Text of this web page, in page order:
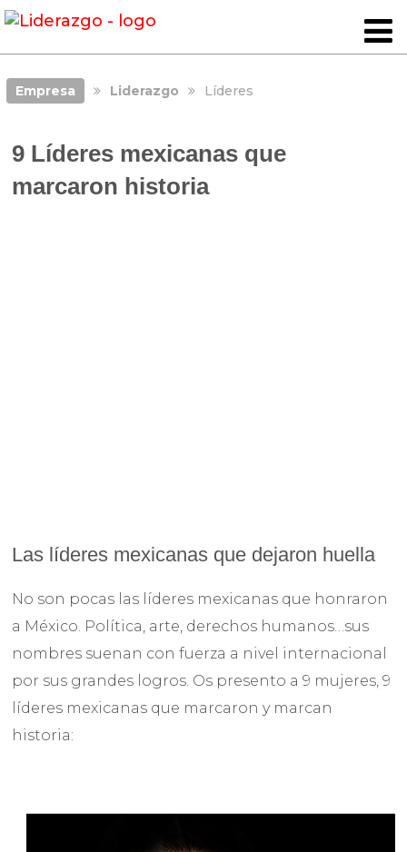
Empresa Liderazgo Líderes
9 Líderes mexicanas que
marcaron historia
Las líderes mexicanas que dejaron huella
No son pocas las líderes mexicanas que honraron
a México. Política, arte, derechos humanos…sus
nombres suenan con fuerza a nivel internacional
por sus grandes logros. Os presento a 9 mujeres, 9
líderes mexicanas que marcaron y marcan
historia: